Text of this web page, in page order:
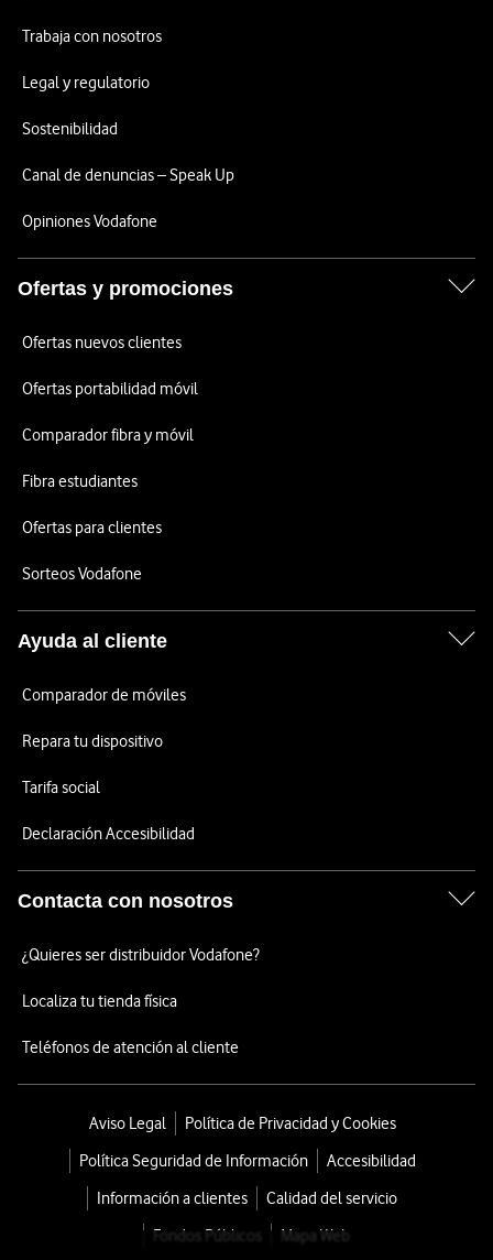
Trabaja con nosotros
Legal y regulatorio
Sostenibilidad
Canal de denuncias – Speak Up
Opiniones Vodafone
Ofertas y promociones
Ofertas nuevos clientes
Ofertas portabilidad móvil
Comparador fibra y móvil
Fibra estudiantes
Ofertas para clientes
Sorteos Vodafone
Ayuda al cliente
Comparador de móviles
Repara tu dispositivo
Tarifa social
Declaración Accesibilidad
Contacta con nosotros
¿Quieres ser distribuidor Vodafone?
Localiza tu tienda física
Teléfonos de atención al cliente
Aviso Legal
Política de Privacidad y Cookies
Política Seguridad de Información
Accesibilidad
Información a clientes
Calidad del servicio
Fondos Públicos
Mapa Web